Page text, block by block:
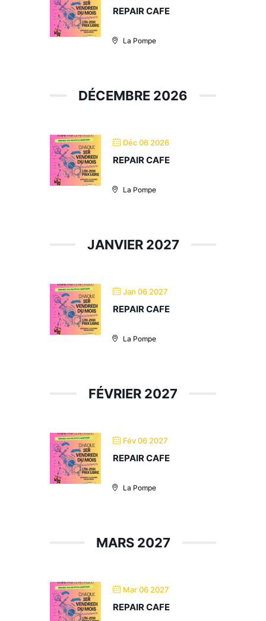
REPAIR CAFE
La Pompe
DÉCEMBRE 2026
Déc 06 2026
REPAIR CAFE
La Pompe
JANVIER 2027
Jan 06 2027
REPAIR CAFE
La Pompe
FÉVRIER 2027
Fév 06 2027
REPAIR CAFE
La Pompe
MARS 2027
Mar 06 2027
REPAIR CAFE